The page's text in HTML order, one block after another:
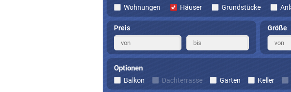
Wohnungen Häuser Grundstücke
Preis Größe
Optionen
Balkon Dachterrasse Garten Keller